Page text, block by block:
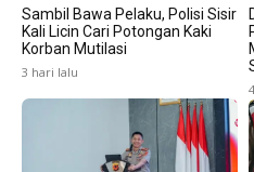
Sambil Bawa Pelaku, Polisi Sisir
Kali Licin Cari Potongan Kaki
Korban Mutilasi
3 hari lalu